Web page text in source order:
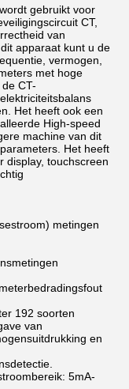
gebruikt voor
CT,
van
apparaat kunt u de
vermogen,
met hoge
CT-
Het heeft ook een
High-speed
machine van dit
Het heeft
display, touchscreen
metingen
192 soorten
van
en
5mA-